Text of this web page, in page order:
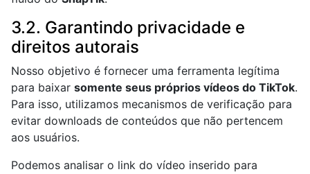
3.2. Garantindo privacidade e
direitos autorais
Nosso objetivo é fornecer uma ferramenta legítima
para baixar somente seus próprios vídeos do TikTok.
Para isso, utilizamos mecanismos de verificação para
evitar downloads de conteúdos que não pertencem
aos usuários.
Podemos analisar o link do vídeo inserido para